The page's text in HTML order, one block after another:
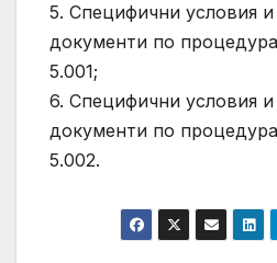
5. Специфични условия
документи по
5.001;
6. Специфични условия
документи по
5.002.